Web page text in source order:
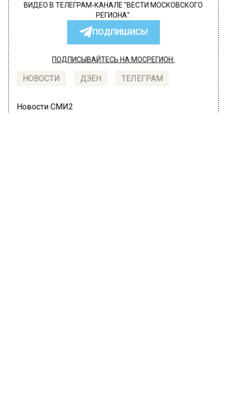
ВИДЕО В ТЕЛЕГРАМ-КАНАЛЕ "ВЕСТИ МОСКОВСКОГО
РЕГИОНА".
ПОДПИШИСЬ!
ПОДПИСЫВАЙТЕСЬ НА МОСРЕГИОН:
НОВОСТИ ДЗЕН ТЕЛЕГРАМ
Новости СМИ2